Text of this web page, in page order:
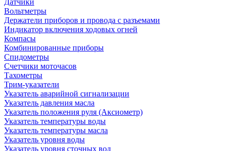
Датчики
Вольтметры
Держатели приборов и провода с разъемами
Индикатор включения ходовых огней
Компасы
Комбинированные приборы
Спидометры
Счетчики моточасов
Тахометры
Трим-указатели
Указатель аварийной сигнализации
Указатель давления масла
Указатель положения руля (Аксиометр)
Указатель температуры воды
Указатель температуры масла
Указатель уровня воды
Указатель уровня сточных вод